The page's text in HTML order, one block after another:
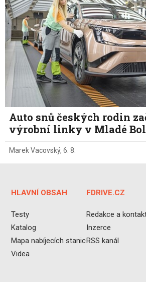
Auto snů českých rodin
výrobní linky v Mladé
Marek Vacovský, 6. 8.
HLAVNÍ OBSAH
Testy
Katalog
Mapa nabíjecích stanic
Videa
FDRIVE.CZ
Redakce a
Inzerce
RSS kanál